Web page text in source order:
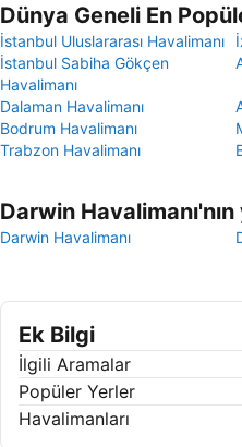
Dünya Geneli En
İstanbul Uluslararası Havalimanı
İstanbul Sabiha Gökçen
Havalimanı
Dalaman Havalimanı
Bodrum Havalimanı
Trabzon Havalimanı
Darwin Havalimanı'nın
Darwin Havalimanı
Ek Bilgi
İlgili Aramalar
Popüler Yerler
Havalimanları